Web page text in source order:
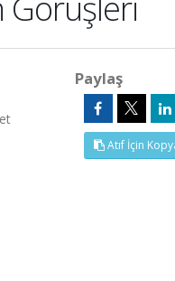
Paylaş
Atıf İçin